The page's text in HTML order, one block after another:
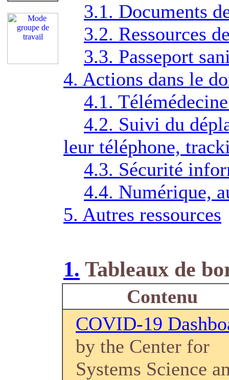
3.1. Documents
3.2. Ressources
3.3. Passeport
4. Actions dans le
4.1.
4.2. Suivi du
leur téléphone,
4.3. Sécurité
4.4. Numérique,
5. Autres ressources
1. Tableaux de
Contenu
COVID-19
by the Center for
Systems Science